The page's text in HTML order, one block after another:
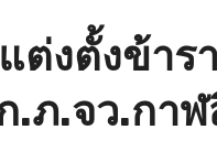
ต่งตั้งข้า
.ภ.จว.กา